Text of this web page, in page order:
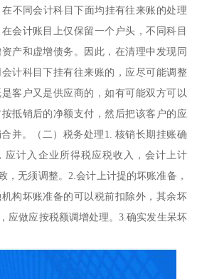
不同会计科目下面均挂有往来账的处理
会计账目上仅保留一个户头，不同科目
产和虚增债务。因此，在清理中发现同
计科目下挂有往来账的，应尽可能调整
客户又是供应商的，如有可能双方可以
抵销后的净额支付，然后把该客户的应
并。（二）税务处理1. 核销长期挂账确
应计入企业所得税应税收入，会计上计
，无须调整。2.会计上计提的坏账准备，
构坏账准备的可以税前扣除外，其余坏
应做应按税额调增处理。3.确实发生呆坏